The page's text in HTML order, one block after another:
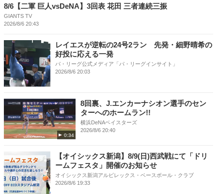
8/6【二軍 巨人vsDeNA】3回表 花田 三者連続三振
GIANTS TV
2026/8/6 20:43
レイエスが逆転の24号2ラン 先発・細野晴希の
好投に応える一発
パ・リーグ公式メディア「パ・リーグインサイト」
2026/8/6 20:03
0:34
8回裏、J.エンカーナシオン選手のセン
ターへのホームラン!!
横浜DeNAベイスターズ
2026/8/6 20:40
【オイシックス新潟】8/9(日)西武戦にて「ドリ
ームフェスタ」開催のお知らせ
オイシックス新潟アルビレックス・ベースボール・クラブ
2026/8/6 19:33